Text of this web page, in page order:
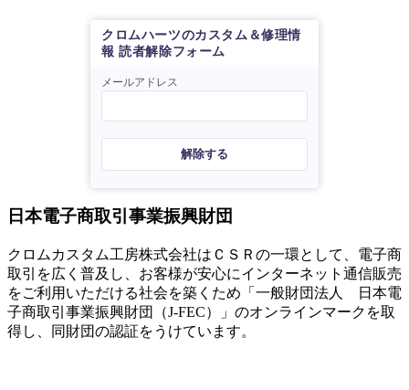
クロムハーツのカスタム＆修理情
報 読者解除フォーム
メールアドレス
解除する
日本電子商取引事業振興財団
クロムカスタム工房株式会社はＣＳＲの一環として、電子商
取引を広く普及し、お客様が安心にインターネット通信販売
をご利用いただける社会を築くため「一般財団法人 日本電
子商取引事業振興財団（J-FEC）」のオンラインマークを取
得し、同財団の認証をうけています。